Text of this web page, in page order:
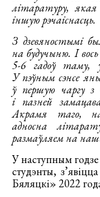
літаратуру,
іншую рэчаіснасць.
З дзевяностымі
на будучыню. І
5-6 гадоў таму,
У пэўным сэнсе
ў першую чаргу з
і пазней
Акрамя таго,
адносна
размаўляем на
У наступным годзе
студэнты,
Бяляцкі» 2022